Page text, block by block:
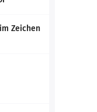
Zeichen